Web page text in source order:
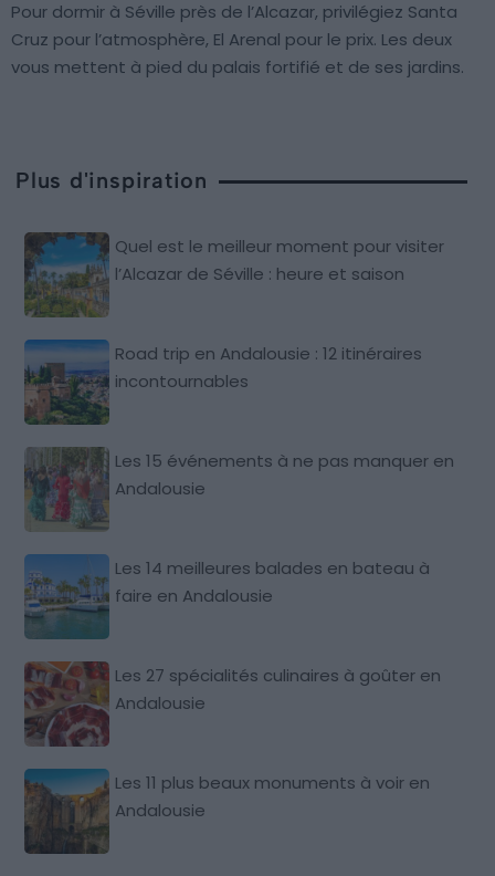
Pour dormir à Séville près de l’Alcazar, privilégiez Santa
Cruz pour l’atmosphère, El Arenal pour le prix. Les deux
vous mettent à pied du palais fortifié et de ses jardins.
Plus d'inspiration
Quel est le meilleur moment pour visiter
l’Alcazar de Séville : heure et saison
Road trip en Andalousie : 12 itinéraires
incontournables
Les 15 événements à ne pas manquer en
Andalousie
Les 14 meilleures balades en bateau à
faire en Andalousie
Les 27 spécialités culinaires à goûter en
Andalousie
Les 11 plus beaux monuments à voir en
Andalousie